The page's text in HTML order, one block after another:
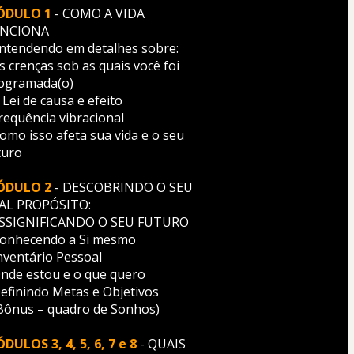
1 - COMO A VIDA
em detalhes sobre:
crenças sob as quais você foi
Lei de causa e efeito
vibracional
isso afeta sua vida e o seu
2 - DESCOBRINDO O SEU
PROPÓSITO:
O SEU FUTURO
a Si mesmo
Pessoal
estou e o que quero
Metas e Objetivos
– quadro de Sonhos)
3, 4, 5, 6, 7 e 8 - QUAIS